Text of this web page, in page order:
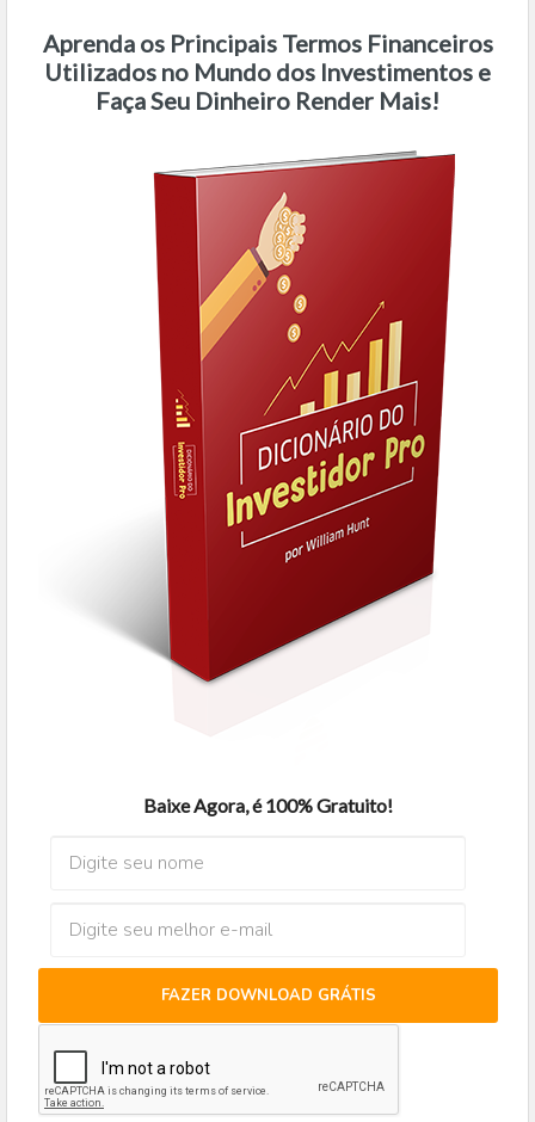
Aprenda os Principais Termos Financeiros
Utilizados no Mundo dos Investimentos e
Faça Seu Dinheiro Render Mais!
Baixe Agora, é 100% Gratuito!
FAZER DOWNLOAD GRÁTIS